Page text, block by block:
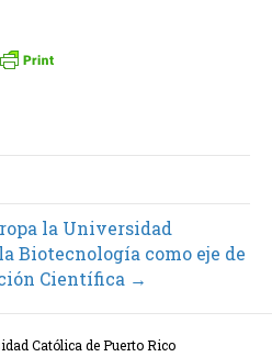
la Universidad
Biotecnología como eje de
Científica →
Católica de Puerto Rico